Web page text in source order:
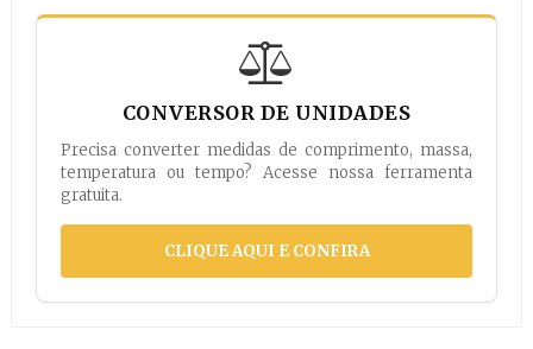
CONVERSOR DE UNIDADES
Precisa converter medidas de comprimento, massa,
temperatura ou tempo? Acesse nossa ferramenta
gratuita.
CLIQUE AQUI E CONFIRA